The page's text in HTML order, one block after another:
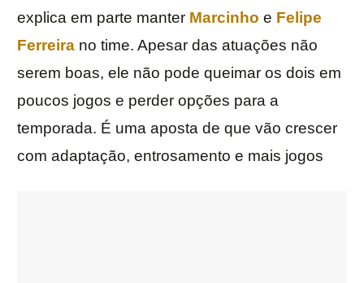
explica em parte manter Marcinho e Felipe
Ferreira no time. Apesar das atuações não
serem boas, ele não pode queimar os dois em
poucos jogos e perder opções para a
temporada. É uma aposta de que vão crescer
com adaptação, entrosamento e mais jogos